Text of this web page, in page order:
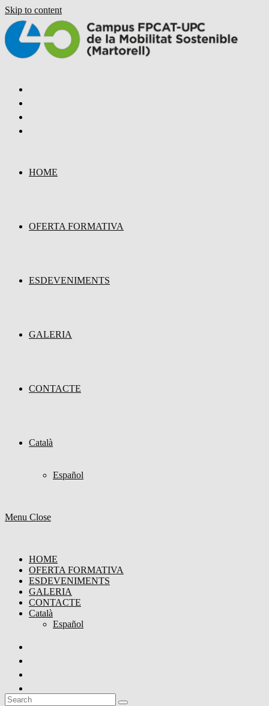
Skip to content
HOME
OFERTA FORMATIVA
ESDEVENIMENTS
GALERIA
CONTACTE
Català
Español
Menu Close
HOME
OFERTA FORMATIVA
ESDEVENIMENTS
GALERIA
CONTACTE
Català
Español